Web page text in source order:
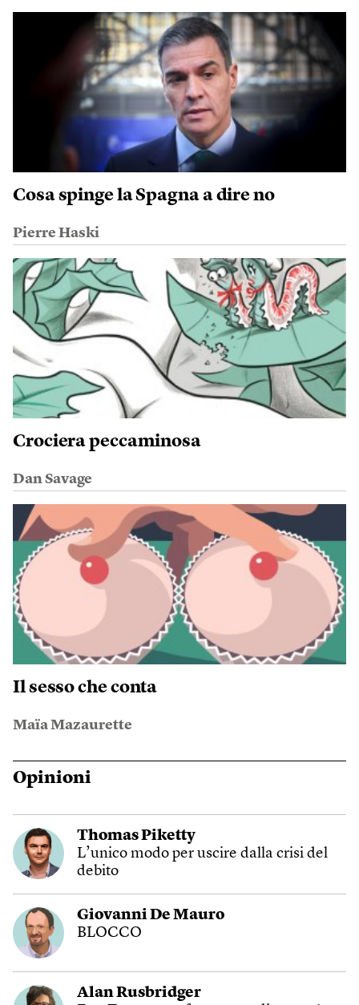
Cosa spinge la Spagna a dire no
Pierre Haski
Crociera peccaminosa
Dan Savage
Il sesso che conta
Maïa Mazaurette
Opinioni
Thomas Piketty
L’unico modo per uscire dalla crisi del
debito
Giovanni De Mauro
BLOCCO
Alan Rusbridger